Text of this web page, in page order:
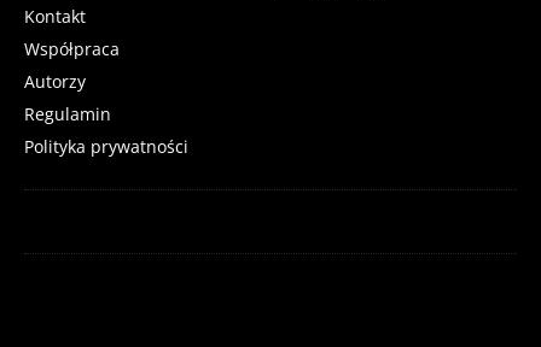
Kontakt
Współpraca
Autorzy
Regulamin
Polityka prywatności